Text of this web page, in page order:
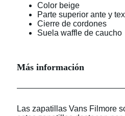
Color beige
Parte superior ante y
Cierre de cordones
Suela waffle de caucho
Más información
Las zapatillas Vans Filmore